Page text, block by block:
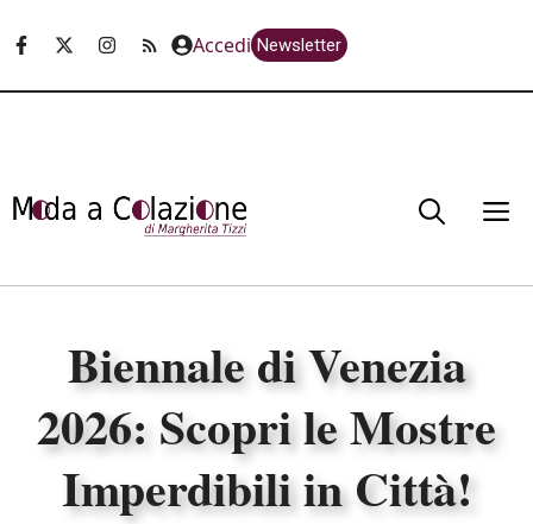
Accedi Newsletter
Biennale di Venezia
2026: Scopri le Mostre
Imperdibili in Città!